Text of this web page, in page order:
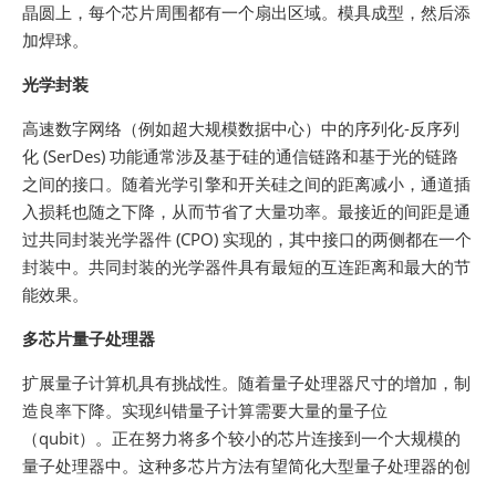
晶圆上，每个芯片周围都有一个扇出区域。模具成型，然后添
加焊球。
光学封装
高速数字网络（例如超大规模数据中心）中的序列化-反序列
化 (SerDes) 功能通常涉及基于硅的通信链路和基于光的链路
之间的接口。随着光学引擎和开关硅之间的距离减小，通道插
入损耗也随之下降，从而节省了大量功率。最接近的间距是通
过共同封装光学器件 (CPO) 实现的，其中接口的两侧都在一个
封装中。共同封装的光学器件具有最短的互连距离和最大的节
能效果。
多芯片量子处理器
扩展量子计算机具有挑战性。随着量子处理器尺寸的增加，制
造良率下降。实现纠错量子计算需要大量的量子位
（qubit）。正在努力将多个较小的芯片连接到一个大规模的
量子处理器中。这种多芯片方法有望简化大型量子处理器的创